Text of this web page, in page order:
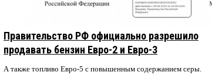
Правительство РФ официально разрешило
продавать бензин Евро-2 и Евро-3
А также топливо Евро-5 с повышенным содержанием серы.